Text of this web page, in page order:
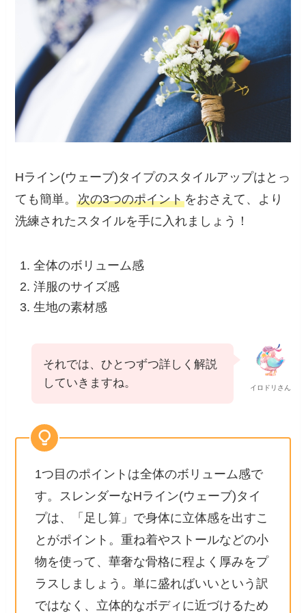
Hライン(ウェーブ)タイプのスタイルアップはとっ
ても簡単。次の3つのポイントをおさえて、より
洗練されたスタイルを手に入れましょう！
全体のボリューム感
洋服のサイズ感
生地の素材感
イロドリさん
それでは、ひとつずつ詳しく解説
していきますね。
1つ目のポイントは全体のボリューム感で
す。スレンダーなHライン(ウェーブ)タイ
プは、「足し算」で身体に立体感を出すこ
とがポイント。重ね着やストールなどの小
物を使って、華奢な骨格に程よく厚みをプ
ラスしましょう。単に盛ればいいという訳
ではなく、立体的なボディに近づけるため